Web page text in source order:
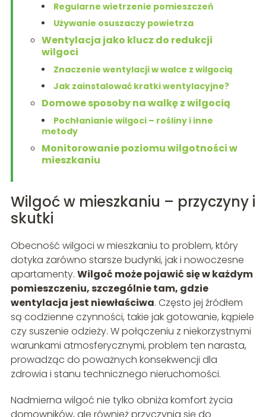
Regularne wietrzenie pomieszczeń
Używanie osuszaczy powietrza
Wentylacja jako klucz do redukcji
wilgoci
Znaczenie wentylacji w walce z wilgocią
Jak zainstalować kratki wentylacyjne?
Domowe sposoby na walkę z wilgocią
Pochłanianie wilgoci – rośliny i inne
metody
Monitorowanie poziomu wilgotności w
mieszkaniu
Wilgoć w mieszkaniu – przyczyny i
skutki
Obecność wilgoci w mieszkaniu to problem, który
dotyka zarówno starsze budynki, jak i nowoczesne
apartamenty. Wilgoć może pojawić się w każdym
pomieszczeniu, szczególnie tam, gdzie
wentylacja jest niewłaściwa. Często jej źródłem
są codzienne czynności, takie jak gotowanie, kąpiele
czy suszenie odzieży. W połączeniu z niekorzystnymi
warunkami atmosferycznymi, problem ten narasta,
prowadząc do poważnych konsekwencji dla
zdrowia i stanu technicznego nieruchomości.
Nadmierna wilgoć nie tylko obniża komfort życia